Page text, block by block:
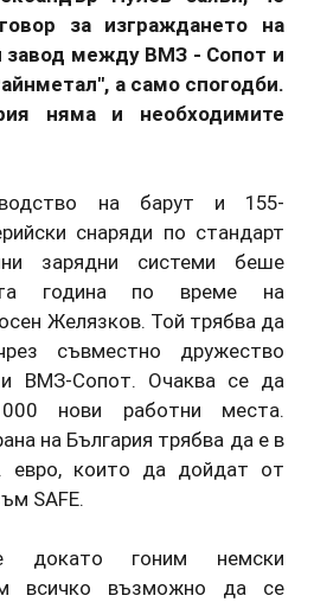
за изграждането на
завод между ВМЗ - Сопот и
а само спогодби.
няма и необходимите
на барут и 155-
снаряди по стандарт
зарядни системи беше
година по време на
Желязков. Той трябва да
съвместно дружество
ВМЗ-Сопот. Oчаква се да
нови работни места.
на България трябва да е в
евро, които да дойдат от
SAFE.
докато гоним немски
всичко възможно да се